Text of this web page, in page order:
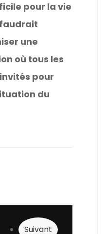
pour la vie
une
où tous les
pour
du
: La corruption : Le
Article suivant : Les
Suivant